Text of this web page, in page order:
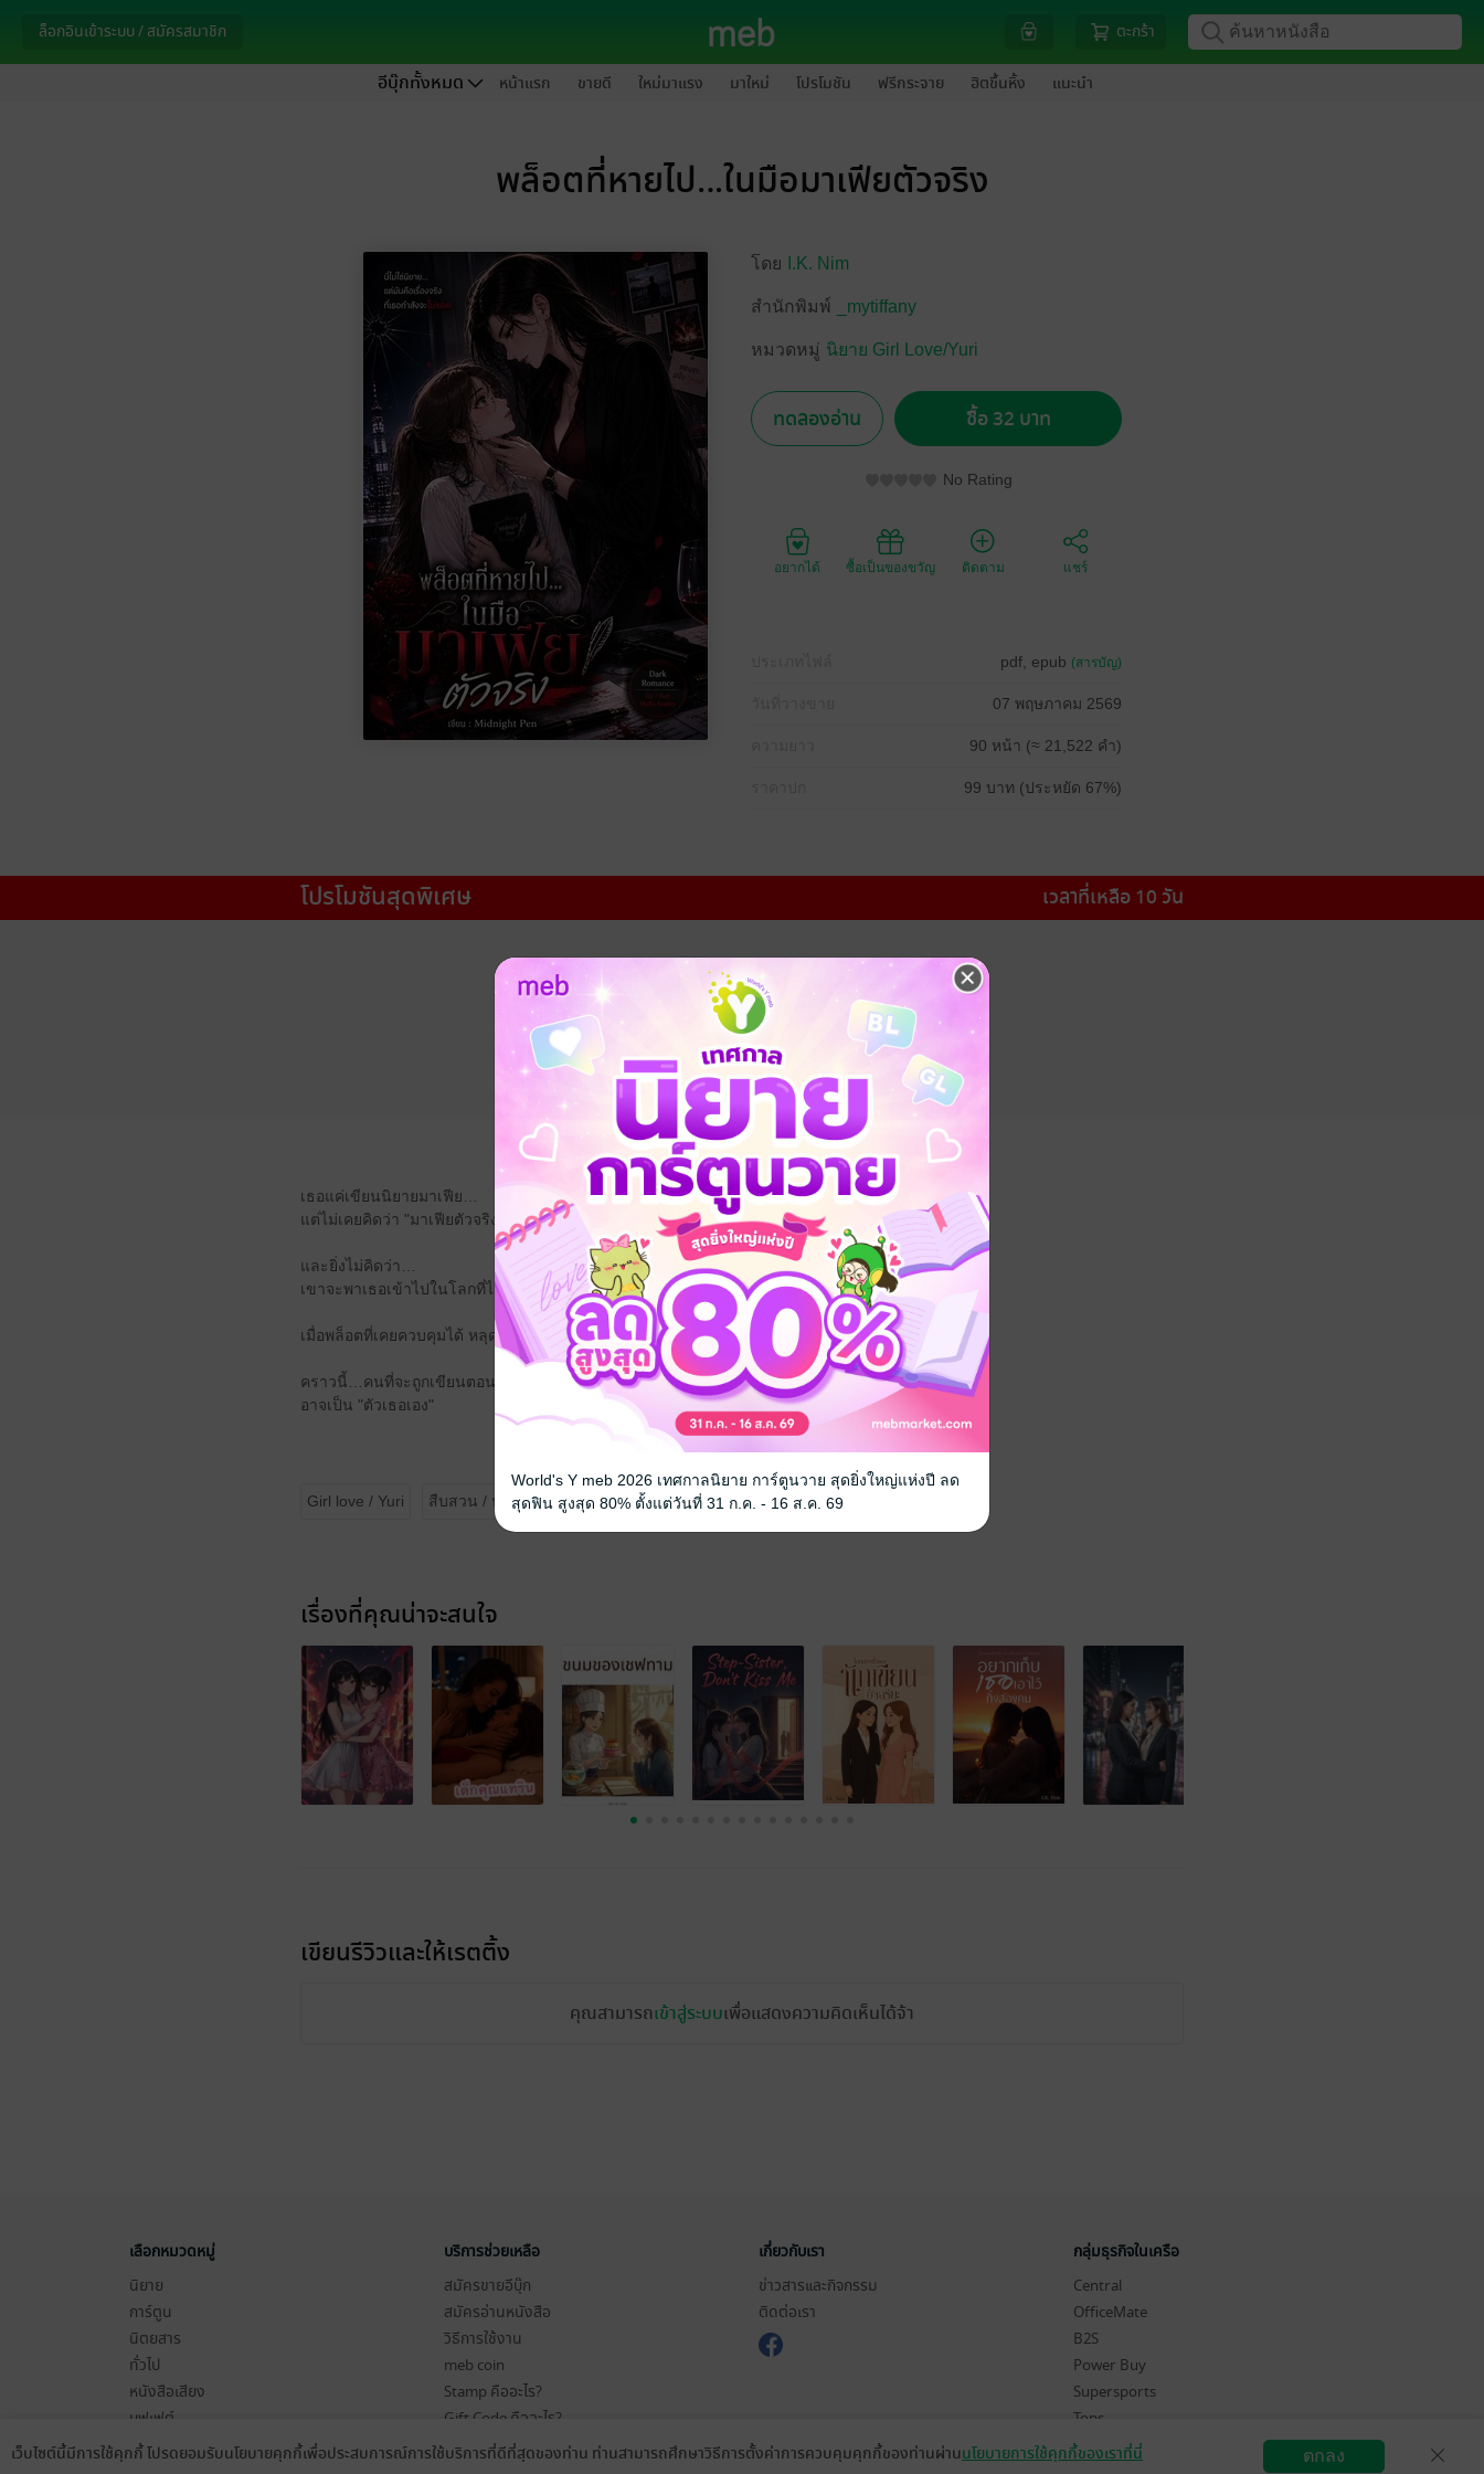
ล็อกอินเข้าระบบ / สมัครสมาชิก ตะกร้า
อีบุ๊กทั้งหมด หน้าแรก ขายดี ใหม่มาแรง มาใหม่ โปรโมชัน ฟรีกระจาย ฮิตขึ้นหิ้ง แนะนำ
พล็อตที่หายไป…ในมือมาเฟียตัวจริง
โดย I.K. Nim
สำนักพิมพ์ _mytiffany
หมวดหมู่ นิยาย Girl Love/Yuri
ทดลองอ่าน ซื้อ 32 บาท
No Rating
อยากได้ ซื้อเป็นของขวัญ ติดตาม แชร์
pdf, epub (สารบัญ)
07 พฤษภาคม 2569
90 หน้า (≈ 21,522 คำ)
99 บาท (ประหยัด 67%)
โปรโมชันสุดพิเศษ เวลาที่เหลือ 10 วัน
ลด
67 %
จากราคาปก 99 บาท
เหลือเพียง 32 บาท
เธอแค่เขียนนิยายมาเฟีย…
แต่ไม่เคยคิดว่า "มาเฟียตัวจริง" จะมาอ่านมัน
และยิ่งไม่คิดว่า…
เขาจะพาเธอเข้าไปในโลกที่ไม่มีคำว่า "พระเอก"
เมื่อพล็อตที่เคยควบคุมได้ หลุดไปอยู่ในมือของคนที่ควบคุมทุกอย่าง
คราวนี้…คนที่จะถูกเขียนตอนจบ
อาจเป็น "ตัวเธอเอง"
Girl love / Yuri สืบสวน / นักสืบ มาเฟีย ความรัก มาเฟีย / ยากูซ่า
เรื่องที่คุณน่าจะสนใจ
เขียนรีวิวและให้เรตติ้ง
คุณสามารถเข้าสู่ระบบเพื่อแสดงความคิดเห็นได้จ้า
เลือกหมวดหมู่
นิยาย
การ์ตูน
นิตยสาร
ทั่วไป
หนังสือเสียง
บุฟเฟต์
บริการช่วยเหลือ
สมัครขายอีบุ๊ก
สมัครอ่านหนังสือ
วิธีการใช้งาน
meb coin
Stamp คืออะไร?
Gift Code คืออะไร?
เงื่อนไขในการใช้บริการ
เกี่ยวกับเรา
ข่าวสารและกิจกรรม
ติดต่อเรา
กลุ่มธุรกิจในเครือ
Central
OfficeMate
B2S
Power Buy
Supersports
Tops
Hytexts
เว็บไซต์นี้มีการใช้คุกกี้ โปรดยอมรับนโยบายคุกกี้เพื่อประสบการณ์การใช้บริการที่ดีที่สุดของท่าน ท่านสามารถศึกษาวิธีการตั้งค่าการควบคุมคุกกี้ของท่านผ่านนโยบายการใช้คุกกี้ของเราที่นี่ ตกลง
World's Y meb 2026 เทศกาลนิยาย การ์ตูนวาย สุดยิ่งใหญ่แห่งปี ลด
สุดฟิน สูงสุด 80% ตั้งแต่วันที่ 31 ก.ค. - 16 ส.ค. 69